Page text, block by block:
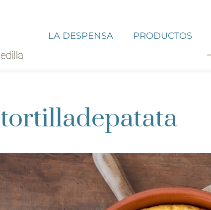
LA DESPENSA
PRODUCTOS
tortilladepatata